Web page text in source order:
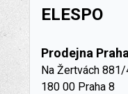
ELESPO
Prodejna
Na Žertvách
180 00 Praha 8